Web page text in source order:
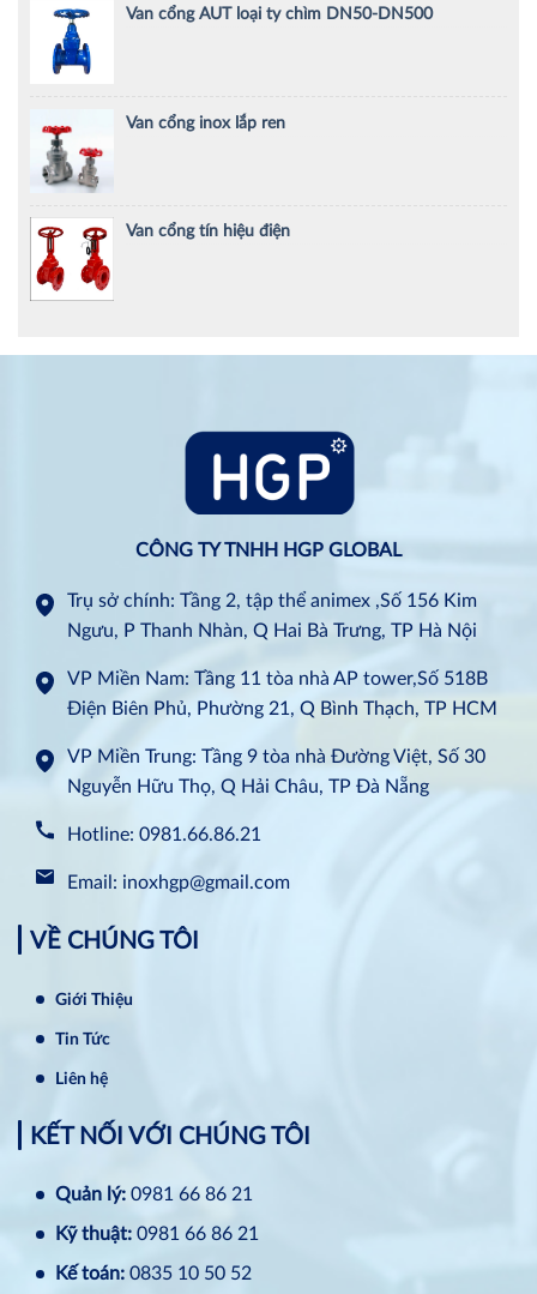
Van cổng AUT loại ty chìm DN50-DN500
Van cổng inox lắp ren
Van cổng tín hiệu điện
CÔNG TY TNHH HGP GLOBAL
Trụ sở chính: Tầng 2, tập thể animex ,Số 156 Kim
Ngưu, P Thanh Nhàn, Q Hai Bà Trưng, TP Hà Nội
VP Miền Nam: Tầng 11 tòa nhà AP tower,Số 518B
Điện Biên Phủ, Phường 21, Q Bình Thạch, TP HCM
VP Miền Trung: Tầng 9 tòa nhà Đường Việt, Số 30
Nguyễn Hữu Thọ, Q Hải Châu, TP Đà Nẵng
Hotline: 0981.66.86.21
Email: inoxhgp@gmail.com
VỀ CHÚNG TÔI
Giới Thiệu
Tin Tức
Liên hệ
KẾT NỐI VỚI CHÚNG TÔI
Quản lý: 0981 66 86 21
Kỹ thuật: 0981 66 86 21
Kế toán: 0835 10 50 52